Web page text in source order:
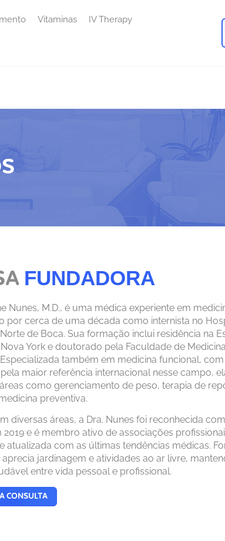
Vitaminas IV Therapy
FUNDADORA
Nunes, M.D., é uma médica experiente em
por cerca de uma década como internista no
de Boca. Sua formação inclui residência na
York e doutorado pela Faculdade de
também em medicina funcional, com
maior referência internacional nesse campo,
como gerenciamento de peso, terapia de
preventiva.
diversas áreas, a Dra. Nunes foi reconhecida
2019 e é membro ativo de associações
atualizada com as últimas tendências médicas.
jardinagem e atividades ao ar livre,
entre vida pessoal e profissional.
CONSULTA